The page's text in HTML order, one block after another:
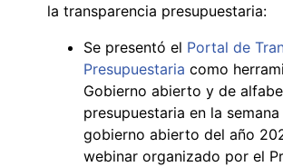
la transparencia presupuestaria:
Se presentó el Portal de
Presupuestaria como
Gobierno abierto y de
presupuestaria en la
gobierno abierto del año
webinar organizado por el